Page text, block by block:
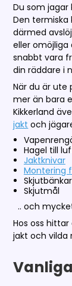
Du som jagar
Den termiska
därmed
eller omöjliga
snabbt vara
din räddare i
När du är
mer än bara
Kikkerland
jakt och
Hagel till
Jaktknivar
Montering
Skjutbänkar
Skjutmål
.. och
Hos oss
jakt och vilda